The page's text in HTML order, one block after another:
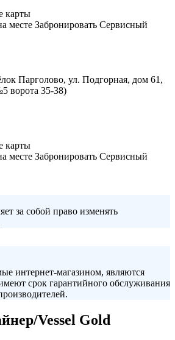
карты
месте Забронировать Сервисный
Парголово, ул. Подгорная, дом 61,
ворота 35-38)
карты
месте Забронировать Сервисный
за собой право изменять
интернет-магазином, являются
срок гарантийного обслуживания
Vessel Gold